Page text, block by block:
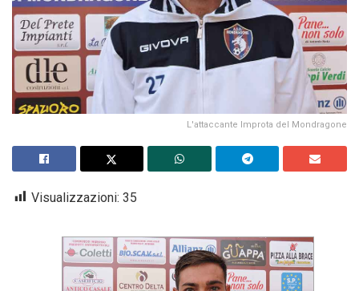
L'attaccante Improta del Mondragone
Visualizzazioni: 35